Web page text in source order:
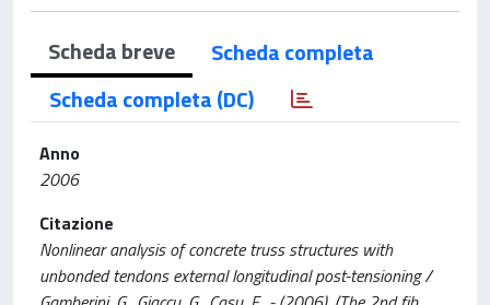
Scheda breve
Scheda completa
Scheda completa (DC)
Anno
2006
Citazione
Nonlinear analysis of concrete truss structures with
unbonded tendons external longitudinal post-tensioning /